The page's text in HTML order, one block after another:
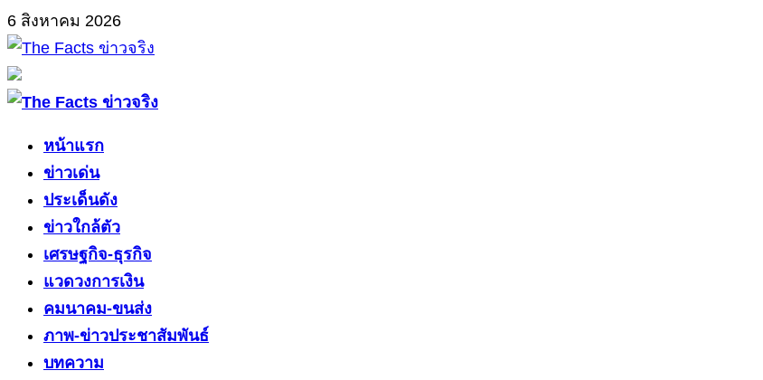
Skip
to
content
6 สิงหาคม 2026
Primary
หน้าแรก
ข่าวเด่น
ประเด็นดัง
ข่าวใกล้ตัว
เศรษฐกิจ-ธุรกิจ
แวดวงการเงิน
คมนาคม-ขนส่ง
ภาพ-ข่าวประชาสัมพันธ์
บทความ